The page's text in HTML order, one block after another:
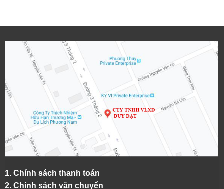
1. Chính sách thanh toán
2. Chính sách vận chuyển